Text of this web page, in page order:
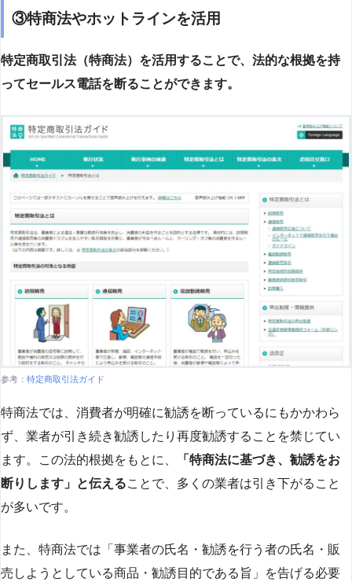
③特商法やホットラインを活用
特定商取引法（特商法）を活用することで、法的な根拠を持
ってセールス電話を断ることができます。
参考： 特定商取引法ガイド
特商法では、消費者が明確に勧誘を断っているにもかかわら
ず、業者が引き続き勧誘したり再度勧誘することを禁じてい
ます。この法的根拠をもとに、
「特商法に基づき、勧誘をお
断りします」と伝えることで、多くの業者は引き下がること
が多いです​​。
また、特商法では「事業者の氏名・勧誘を行う者の氏名・販
売しようとしている商品・勧誘目的である旨」を告げる必要